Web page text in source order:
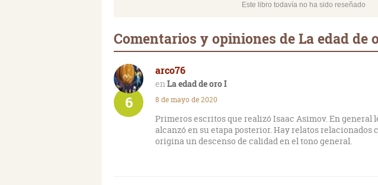
Este libro todavía no ha sido reseñado
Comentarios y opiniones de La edad de
arco76
La edad de oro I
6 8 de mayo de 2020
Primeros escritos que realizó Isaac Asimov. En general
alcanzó en su etapa posterior. Hay relatos relacionados
origina un descenso de calidad en el tono general.